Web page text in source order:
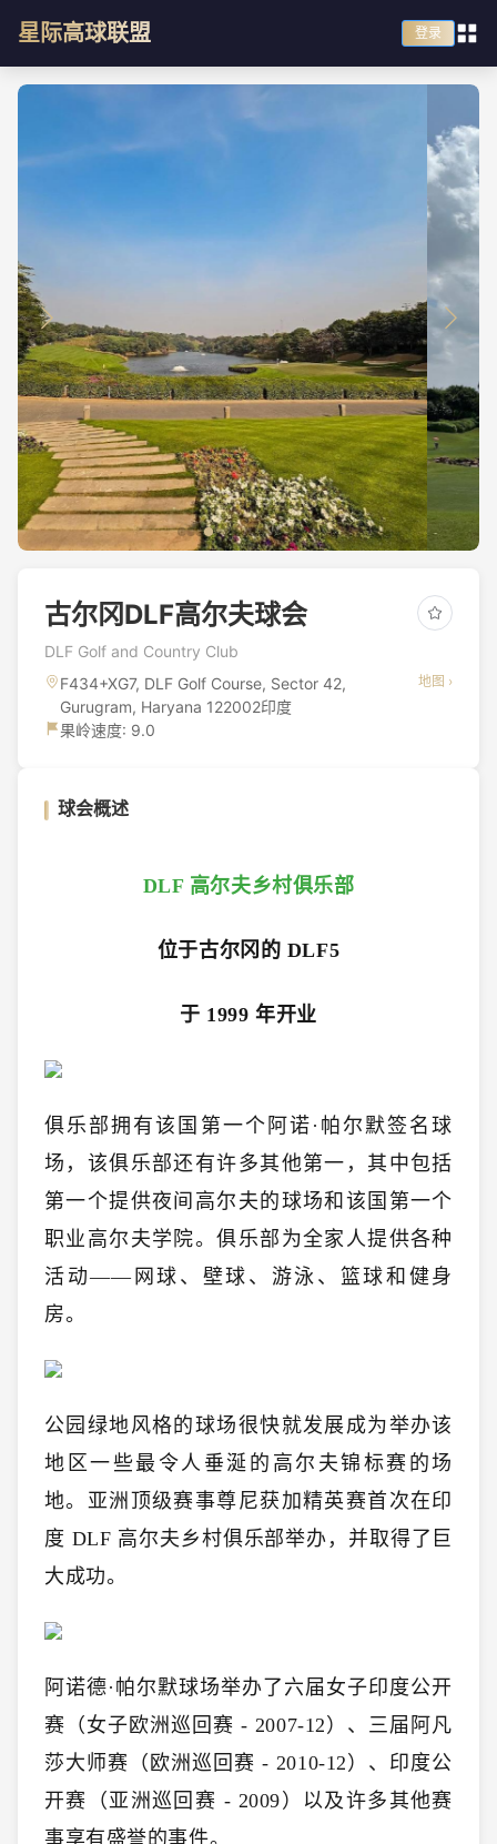
星际高球联盟 登录
古尔冈DLF高尔夫球会
DLF Golf and Country Club
F434+XG7, DLF Golf Course, Sector 42,
Gurugram, Haryana 122002印度
地图 ›
果岭速度: 9.0
球会概述
DLF 高尔夫乡村俱乐部
位于古尔冈的 DLF5
于 1999 年开业
俱乐部拥有该国第一个阿诺·帕尔默签名球
场，该俱乐部还有许多其他第一，其中包括
第一个提供夜间高尔夫的球场和该国第一个
职业高尔夫学院。俱乐部为全家人提供各种
活动——网球、壁球、游泳、篮球和健身
房。
公园绿地风格的球场很快就发展成为举办该
地区一些最令人垂涎的高尔夫锦标赛的场
地。亚洲顶级赛事尊尼获加精英赛首次在印
度 DLF 高尔夫乡村俱乐部举办，并取得了巨
大成功。
阿诺德·帕尔默球场举办了六届女子印度公开
赛（女子欧洲巡回赛 - 2007-12）、三届阿凡
莎大师赛（欧洲巡回赛 - 2010-12）、印度公
开赛（亚洲巡回赛 - 2009）以及许多其他赛
事享有盛誉的事件。